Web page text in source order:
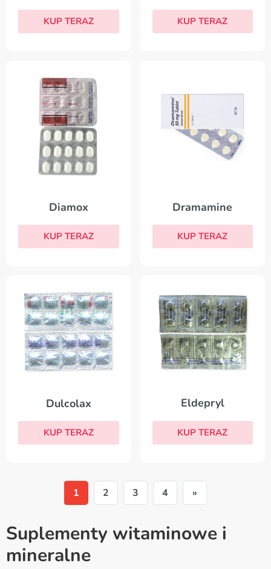
KUP TERAZ KUP TERAZ
Diamox
KUP TERAZ
Dramamine
KUP TERAZ
Dulcolax
KUP TERAZ
Eldepryl
KUP TERAZ
1 2 3 4 »
Suplementy witaminowe i
mineralne